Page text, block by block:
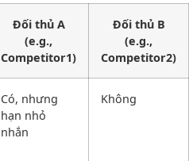
Đối thủ A
(e.g.,
Competitor1)
Đối thủ B
(e.g.,
Competitor2)
Có, nhưng
hạn nhỏ
nhắn
Không